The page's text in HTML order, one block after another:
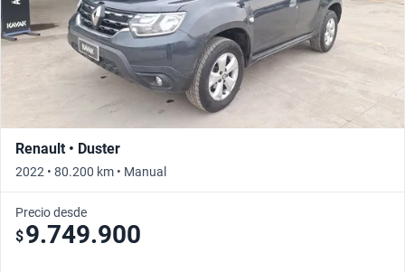
Renault • Duster
2022 • 80.200 km • Manual
Precio desde
$9.749.900